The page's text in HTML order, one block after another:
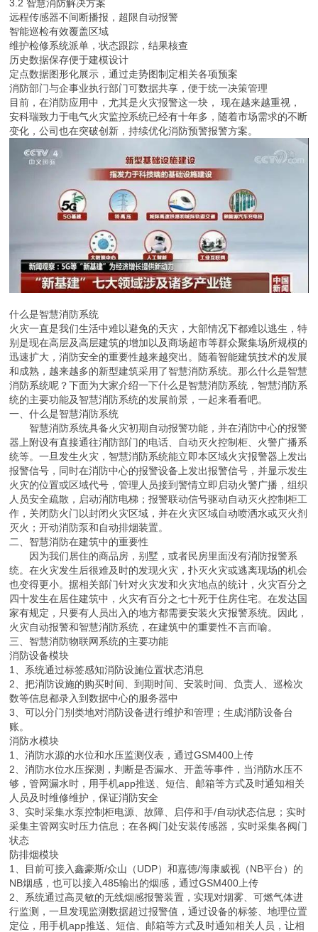
3.2 智慧消防解决方案
远程传感器不间断播报，超限自动报警
智能巡检有效覆盖区域
维护检修系统派单，状态跟踪，结果核查
历史数据保存便于建模设计
定点数据图形化展示，通过走势图制定相关各项预案
消防部门与企事业执行部门可数据共享，便于统一决策管理
目前，在消防应用中，尤其是火灾报警这一块， 现在越来越重视，
安科瑞致力于电气火灾监控系统已经有十年多，随着市场需求的不断
变化，公司也在突破创新，持续优化消防预警报警方案。
什么是智慧消防系统
火灾一直是我们生活中难以避免的天灾，大部情况下都难以逃生，特
别是现在高层及高层建筑的增加以及商场超市等群众聚集场所规模的
迅速扩大，消防安全的重要性越来越突出。随着智能建筑技术的发展
和成熟，越来越多的新型建筑采用了智慧消防系统。那么什么是智慧
消防系统呢？下面为大家介绍一下什么是智慧消防系统，智慧消防系
统的主要功能及智慧消防系统的发展前景，一起来看看吧。
一、什么是智慧消防系统
智慧消防系统具备火灾初期自动报警功能，并在消防中心的报警
器上附设有直接通往消防部门的电话、自动灭火控制柜、火警广播系
统等。一旦发生火灾，智慧消防系统能立即本区域火灾报警器上发出
报警信号，同时在消防中心的报警设备上发出报警信号，并显示发生
火灾的位置或区域代号，管理人员接到警情立即启动火警广播，组织
人员安全疏散，启动消防电梯；报警联动信号驱动自动灭火控制柜工
作，关闭防火门以封闭火灾区域，并在火灾区域自动喷洒水或灭火剂
灭火；开动消防泵和自动排烟装置。
二、智慧消防在建筑中的重要性
因为我们居住的商品房，别墅，或者民房里面没有消防报警系
统。在火灾发生后很难及时的发现火灾，扑灭火灾或逃离现场的机会
也变得更小。据相关部门针对火灾发和火灾地点的统计，火灾百分之
四十发生在居住建筑中，火灾有百分之七十死于住房住宅。在发达国
家有规定，只要有人员出入的地方都需要安装火灾报警系统。因此，
火灾自动报警和智慧消防系统，在建筑中的重要性不言而喻。
三、智慧消防物联网系统的主要功能
消防设备模块
1、系统通过标签感知消防设施位置状态消息
2、把消防设施的购买时间、到期时间、安装时间、负责人、巡检次
数等信息都录入到数据中心的服务器中
3、可以分门别类地对消防设备进行维护和管理；生成消防设备台
账。
消防水模块
1、消防水源的水位和水压监测仪表，通过GSM400上传
2、消防水位水压探测，判断是否漏水、开盖等事件，当消防水压不
够，管网漏水时，用手机app推送、短信、邮箱等方式及时通知相关
人员及时维修维护，保证消防安全
3、实时采集水泵控制柜电源、故障、启停和手/自动状态信息；实时
采集主管网实时压力信息；在各阀门处安装传感器，实时采集各阀门
状态
防排烟模块
1、目前可接入鑫豪斯/众山（UDP）和嘉德/海康威视（NB平台）的
NB烟感，也可以接入485输出的烟感，通过GSM400上传
2、系统通过高灵敏的无线烟感报警装置，实现对烟雾、可燃气体进
行监测，一旦发现监测数据超过报警值，通过设备的标签、地理位置
定位，用手机app推送、短信、邮箱等方式及时通知相关人员，让相